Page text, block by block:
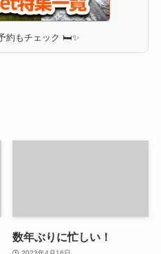
約もチェック 🛏✨
数年ぶりに忙しい！